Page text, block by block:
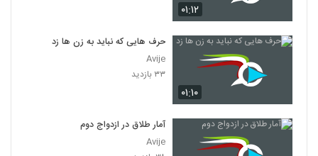
۰۱:۱۲
۰۱:۱۰
حرف هایی که نباید به زن ها زد
Avije
۳۳ بازدید
آمار طلاق در ازدواج دوم
Avije